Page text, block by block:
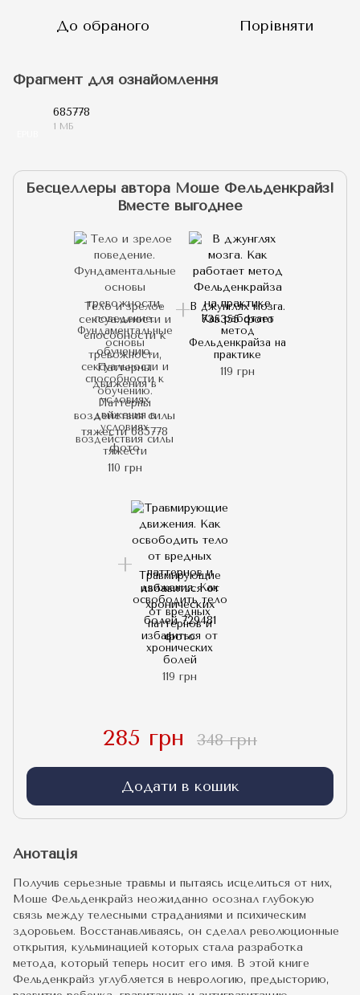
До обраного Порівняти
Фрагмент для ознайомлення
685778
1 МБ
Бесцеллеры автора Моше Фельденкрайз!
Вместе выгоднее
Тело и зрелое
поведение.
Фундаментальные
основы
тревожности,
сексуальности и
способности к
обучению.
Паттерны
движения в
условиях
воздействия силы
тяжести
110 грн
В джунглях мозга.
Как работает
метод
Фельденкрайза на
практике
119 грн
Травмирующие
движения. Как
освободить тело
от вредных
паттернов и
избавиться от
хронических
болей
119 грн
285 грн 348 грн
Додати в кошик
Анотація
Получив серьезные травмы и пытаясь исцелиться от них,
Моше Фельденкрайз неожиданно осознал глубокую
связь между телесными страданиями и психическим
здоровьем. Восстанавливаясь, он сделал революционные
открытия, кульминацией которых стала разработка
метода, который теперь носит его имя. В этой книге
Фельденкрайз углубляется в неврологию, предысторию,